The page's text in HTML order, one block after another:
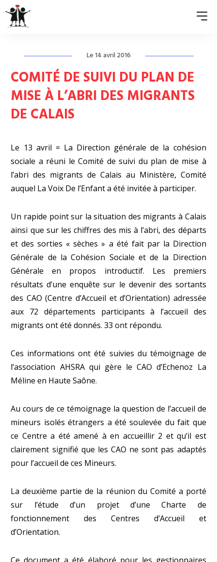
QUI SOMMES-NOUS ?
ASSOCIATIONS MEMBRES
ACTUALITÉS
PRESSE
Le 14 avril 2016
COMITÉ DE SUIVI DU PLAN DE
MISE À L’ABRI DES MIGRANTS
DE CALAIS
Le 13 avril = La Direction générale de la cohésion
sociale a réuni le Comité de suivi du plan de mise à
l’abri des migrants de Calais au Ministère, Comité
auquel La Voix De l’Enfant a été invitée à participer.
Un rapide point sur la situation des migrants à Calais
ainsi que sur les chiffres des mis à l’abri, des départs
et des sorties « sèches » a été fait par la Direction
Générale de la Cohésion Sociale et de la Direction
Générale en propos introductif. Les premiers
résultats d’une enquête sur le devenir des sortants
des CAO (Centre d’Accueil et d’Orientation) adressée
aux 72 départements participants à l’accueil des
migrants ont été donnés. 33 ont répondu.
Ces informations ont été suivies du témoignage de
l’association AHSRA qui gère le CAO d’Echenoz La
Méline en Haute Saône.
Au cours de ce témoignage la question de l’accueil de
mineurs isolés étrangers a été soulevée du fait que
ce Centre a été amené à en accueillir 2 et qu’il est
clairement signifié que les CAO ne sont pas adaptés
pour l’accueil de ces Mineurs.
La deuxième partie de la réunion du Comité a porté
sur l’étude d’un projet d’une Charte de
fonctionnement des Centres d’Accueil et
d’Orientation.